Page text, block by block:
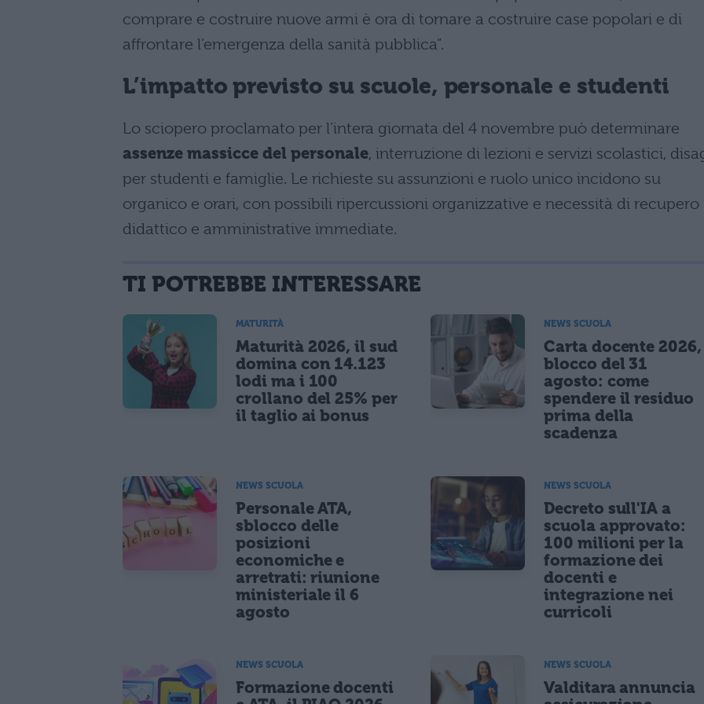
comprare e costruire nuove armi è ora di tornare a costruire case popolari e di
affrontare l’emergenza della sanità pubblica”.
L’impatto previsto su scuole, personale e studenti
Lo sciopero proclamato per l’intera giornata del 4 novembre può determinare
assenze massicce del personale, interruzione di lezioni e servizi scolastici,
per studenti e famiglie. Le richieste su assunzioni e ruolo unico incidono su
organico e orari, con possibili ripercussioni organizzative e necessità di recupero
didattico e amministrative immediate.
TI POTREBBE INTERESSARE
MATURITÀ
Maturità 2026, il sud
domina con 14.123
lodi ma i 100
crollano del 25% per
il taglio ai bonus
NEWS SCUOLA
Carta docente 2026,
blocco del 31
agosto: come
spendere il residuo
prima della
scadenza
NEWS SCUOLA
Personale ATA,
sblocco delle
posizioni
economiche e
arretrati: riunione
ministeriale il 6
agosto
NEWS SCUOLA
Decreto sull'IA a
scuola approvato:
100 milioni per la
formazione dei
docenti e
integrazione nei
curricoli
NEWS SCUOLA
Formazione docenti
NEWS SCUOLA
Valditara annuncia